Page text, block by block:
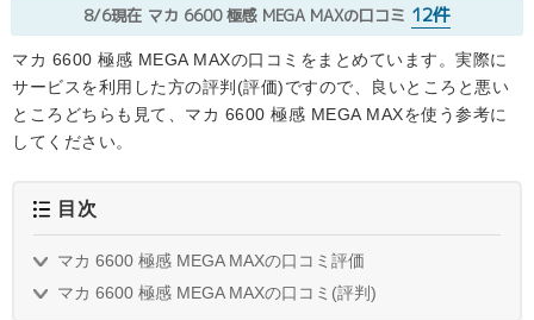
8/6現在 マカ 6600 極感 MEGA MAXの口コミ 12件
マカ 6600 極感 MEGA MAXの口コミをまとめています。実際に
サービスを利用した方の評判(評価)ですので、良いところと悪い
ところどちらも見て、マカ 6600 極感 MEGA MAXを使う参考に
してください。
目次
マカ 6600 極感 MEGA MAXの口コミ評価
マカ 6600 極感 MEGA MAXの口コミ(評判)